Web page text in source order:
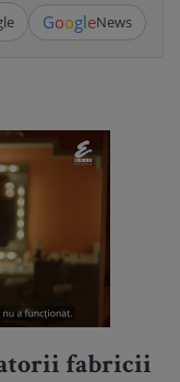
GoogleNews
fabricii